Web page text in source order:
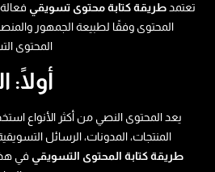
تعتمدطريقة كتابة محتوى تسويقي​
المحتوى وفقًا لطبيعة الجمهور
المحتوى
أولًا:
يعد المحتوى النصي من أكثر الأنواع
المنتجات، المدونات، الرسائل
طريقة كتابة المحتوى التسويقي في